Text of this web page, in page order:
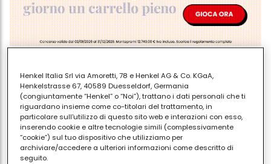
curriculum
Condividi
Henkel Italia Srl via Amoretti, 78 e Henkel AG & Co. KGaA,
Henkelstrasse 67, 40589 Duesseldorf, Germania
(congiuntamente “Henkel” o “Noi”), trattano i dati personali che ti
riguardano insieme come co-titolari del trattamento, in
particolare sull'utilizzo di questo sito web e interazioni con esso,
inserendo cookie e altre tecnologie simili (complessivamente
“cookie”) sul tuo dispositivo che utilizziamo per
archiviare/accedere a ulteriori informazioni come descritto di
seguito.